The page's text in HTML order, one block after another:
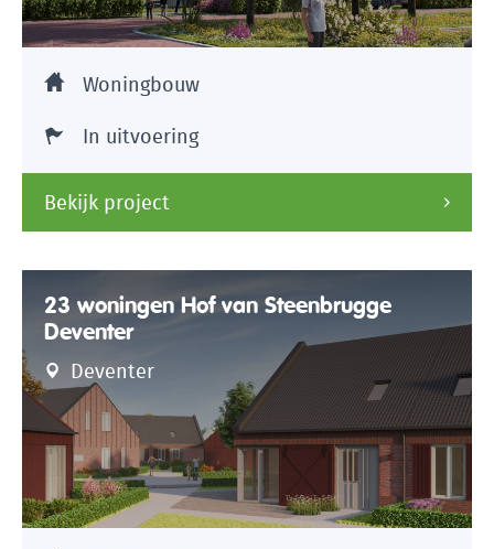
Woningbouw
In uitvoering
Bekijk project
23 woningen Hof van Steenbrugge
Deventer
Deventer